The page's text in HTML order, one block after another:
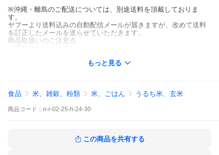
※沖縄・離島のご配送については、別途送料を頂戴しておりま
す。
ヤフーより送料込みの自動配信メールが届きますが、改めて送料
を訂正したメールを送らせていただきます。
商品取扱いのご注意点
梱包発送については細心の注意を払って発送しておりますが、重
いによっても脱気外れを起こす事がございますので、お取り扱い
「商品裏側のシールテープについて」
引・脱気して、シールテープで塞ぐ「脱気包装」という仕様にな
っております。シールテープは補修痕ではありませんので御留意
もっと見る
食品 米、雑穀、粉類 米、ごはん うるち米、玄米
商品 コード： n-r-02-25-h-24-30
この商品を共有する